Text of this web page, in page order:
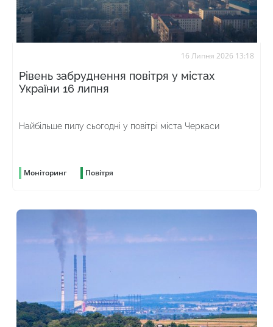
16 Липня 2026 13:18
Рівень забруднення повітря у містах
України 16 липня
Найбільше пилу сьогодні у повітрі міста Черкаси
Моніторинг Повітря